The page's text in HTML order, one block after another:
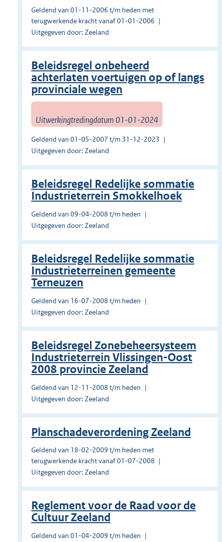
Geldend van 01-11-2006 t/m heden met
terugwerkende kracht vanaf 01-01-2006
Uitgegeven door: Zeeland
Beleidsregel onbeheerd
achterlaten voertuigen op of langs
provinciale wegen
Uitwerkingtredingdatum 01-01-2024
Geldend van 01-05-2007 t/m 31-12-2023
Uitgegeven door: Zeeland
Beleidsregel Redelijke sommatie
Industrieterrein Smokkelhoek
Geldend van 09-04-2008 t/m heden
Uitgegeven door: Zeeland
Beleidsregel Redelijke sommatie
Industrieterreinen gemeente
Terneuzen
Geldend van 16-07-2008 t/m heden
Uitgegeven door: Zeeland
Beleidsregel Zonebeheersysteem
Industrieterrein Vlissingen-Oost
2008 provincie Zeeland
Geldend van 12-11-2008 t/m heden
Uitgegeven door: Zeeland
Planschadeverordening Zeeland
Geldend van 18-02-2009 t/m heden met
terugwerkende kracht vanaf 01-07-2008
Uitgegeven door: Zeeland
Reglement voor de Raad voor de
Cultuur Zeeland
Geldend van 01-04-2009 t/m heden